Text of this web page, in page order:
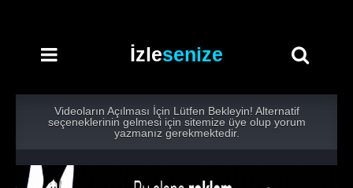
İzlesenize
Videoların Açılması İçin Lütfen Bekleyin! Alternatif
seçeneklerinin gelmesi için sitemize üye olup yorum
yazmanız gerekmektedir.